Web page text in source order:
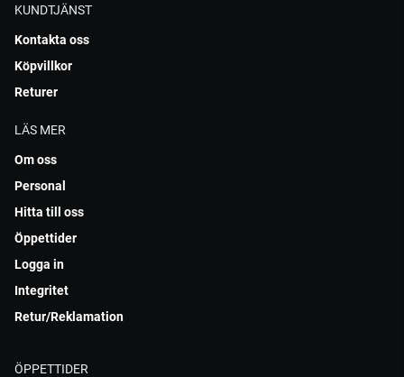
KUNDTJÄNST
Kontakta oss
Köpvillkor
Returer
LÄS MER
Om oss
Personal
Hitta till oss
Öppettider
Logga in
Integritet
Retur/Reklamation
ÖPPETTIDER